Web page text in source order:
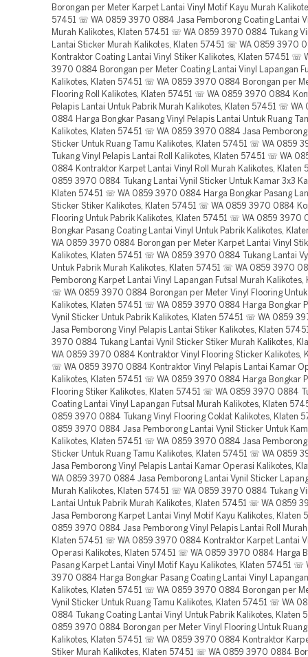
Borongan per Meter Karpet Lantai Vinyl Motif Kayu Murah
57451 ☏ WA 0859 3970 0884 Jasa Pemborong Coating Lantai
Murah Kalikotes, Klaten 57451 ☏ WA 0859 3970 0884 Tukang
Lantai Sticker Murah Kalikotes, Klaten 57451 ☏ WA 0859 3970
Kontraktor Coating Lantai Vinyl Stiker Kalikotes, Klaten 57451 ☏
3970 0884 Borongan per Meter Coating Lantai Vinyl Lapangan
Kalikotes, Klaten 57451 ☏ WA 0859 3970 0884 Borongan per
Flooring Roll Kalikotes, Klaten 57451 ☏ WA 0859 3970 0884
Pelapis Lantai Untuk Pabrik Murah Kalikotes, Klaten 57451 ☏
0884 Harga Bongkar Pasang Vinyl Pelapis Lantai Untuk Ruang
Kalikotes, Klaten 57451 ☏ WA 0859 3970 0884 Jasa Pemborong
Sticker Untuk Ruang Tamu Kalikotes, Klaten 57451 ☏ WA 0859
Tukang Vinyl Pelapis Lantai Roll Kalikotes, Klaten 57451 ☏ WA
0884 Kontraktor Karpet Lantai Vinyl Roll Murah Kalikotes, Klaten
0859 3970 0884 Tukang Lantai Vynil Sticker Untuk Kamar 3x3
Klaten 57451 ☏ WA 0859 3970 0884 Harga Bongkar Pasang
Sticker Stiker Kalikotes, Klaten 57451 ☏ WA 0859 3970 0884
Flooring Untuk Pabrik Kalikotes, Klaten 57451 ☏ WA 0859 3970
Bongkar Pasang Coating Lantai Vinyl Untuk Pabrik Kalikotes,
WA 0859 3970 0884 Borongan per Meter Karpet Lantai Vinyl
Kalikotes, Klaten 57451 ☏ WA 0859 3970 0884 Tukang Lantai
Untuk Pabrik Murah Kalikotes, Klaten 57451 ☏ WA 0859 3970
Pemborong Karpet Lantai Vinyl Lapangan Futsal Murah Kalikotes,
☏ WA 0859 3970 0884 Borongan per Meter Vinyl Flooring Untuk
Kalikotes, Klaten 57451 ☏ WA 0859 3970 0884 Harga Bongkar
Vynil Sticker Untuk Pabrik Kalikotes, Klaten 57451 ☏ WA 0859
Jasa Pemborong Vinyl Pelapis Lantai Stiker Kalikotes, Klaten
3970 0884 Tukang Lantai Vynil Sticker Stiker Murah Kalikotes,
WA 0859 3970 0884 Kontraktor Vinyl Flooring Sticker Kalikotes,
☏ WA 0859 3970 0884 Kontraktor Vinyl Pelapis Lantai Kamar
Kalikotes, Klaten 57451 ☏ WA 0859 3970 0884 Harga Bongkar
Flooring Stiker Kalikotes, Klaten 57451 ☏ WA 0859 3970 0884
Coating Lantai Vinyl Lapangan Futsal Murah Kalikotes, Klaten
0859 3970 0884 Tukang Vinyl Flooring Coklat Kalikotes, Klaten
0859 3970 0884 Jasa Pemborong Lantai Vynil Sticker Untuk
Kalikotes, Klaten 57451 ☏ WA 0859 3970 0884 Jasa Pemborong
Sticker Untuk Ruang Tamu Kalikotes, Klaten 57451 ☏ WA 0859
Jasa Pemborong Vinyl Pelapis Lantai Kamar Operasi Kalikotes,
WA 0859 3970 0884 Jasa Pemborong Lantai Vynil Sticker
Murah Kalikotes, Klaten 57451 ☏ WA 0859 3970 0884 Tukang
Lantai Untuk Pabrik Murah Kalikotes, Klaten 57451 ☏ WA 0859
Jasa Pemborong Karpet Lantai Vinyl Motif Kayu Kalikotes, Klaten
0859 3970 0884 Jasa Pemborong Vinyl Pelapis Lantai Roll
Klaten 57451 ☏ WA 0859 3970 0884 Kontraktor Karpet Lantai
Operasi Kalikotes, Klaten 57451 ☏ WA 0859 3970 0884 Harga
Pasang Karpet Lantai Vinyl Motif Kayu Kalikotes, Klaten 57451 ☏
3970 0884 Harga Bongkar Pasang Coating Lantai Vinyl
Kalikotes, Klaten 57451 ☏ WA 0859 3970 0884 Borongan per
Vynil Sticker Untuk Ruang Tamu Kalikotes, Klaten 57451 ☏ WA
0884 Tukang Coating Lantai Vinyl Untuk Pabrik Kalikotes, Klaten
0859 3970 0884 Borongan per Meter Vinyl Flooring Untuk Ruang
Kalikotes, Klaten 57451 ☏ WA 0859 3970 0884 Kontraktor
Stiker Murah Kalikotes, Klaten 57451 ☏ WA 0859 3970 0884